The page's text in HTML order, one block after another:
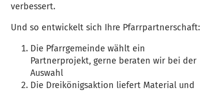
verbessert.
Und so entwickelt sich Ihre Pfarrpartnerschaft:
Die Pfarrgemeinde wählt ein
Partnerprojekt, gerne beraten wir bei der
Auswahl
Die Dreikönigsaktion liefert Material und